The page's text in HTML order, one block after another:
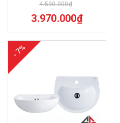
4.590.000₫
3.970.000₫
- 7%